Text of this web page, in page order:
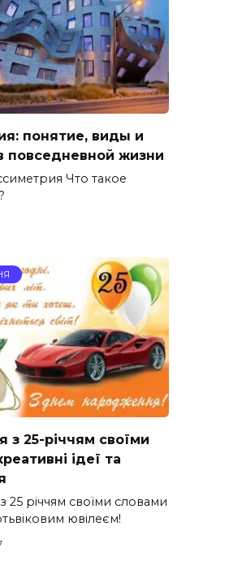
понятие, виды и
повседневной жизни
Что такое
з 25-річчям своїми
ідеї та
25 річчям своїми словами
ювілеєм!